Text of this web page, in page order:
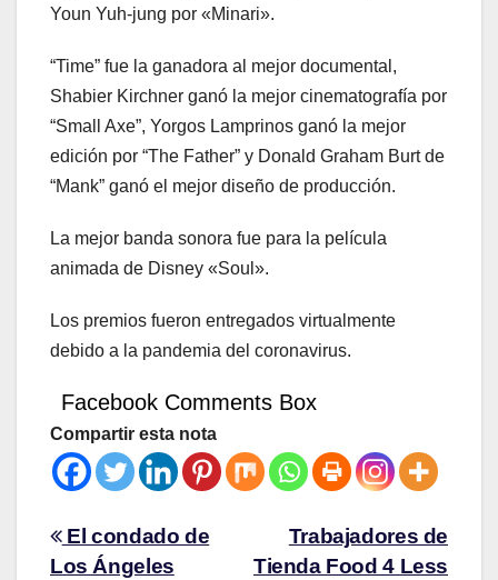
Youn Yuh-jung por «Minari».
“Time” fue la ganadora al mejor documental,
Shabier Kirchner ganó la mejor cinematografía por
“Small Axe”, Yorgos Lamprinos ganó la mejor
edición por “The Father” y Donald Graham Burt de
“Mank” ganó el mejor diseño de producción.
La mejor banda sonora fue para la película
animada de Disney «Soul».
Los premios fueron entregados virtualmente
debido a la pandemia del coronavirus.
Facebook Comments Box
Compartir esta nota
Trabajadores de
Tienda Food 4 Less
El condado de
Los Ángeles